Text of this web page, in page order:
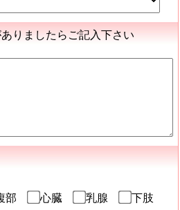
りましたらご記入下さい
部 心臓 乳腺 下肢